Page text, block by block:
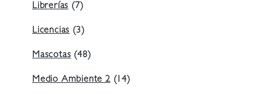
Librerías (7)
Licencias (3)
Mascotas (48)
Medio Ambiente 2(14)